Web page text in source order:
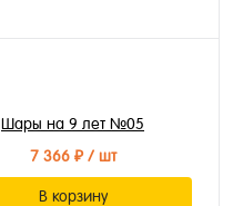
Шары на 9 лет №05
7 366 ₽/ шт
В корзину